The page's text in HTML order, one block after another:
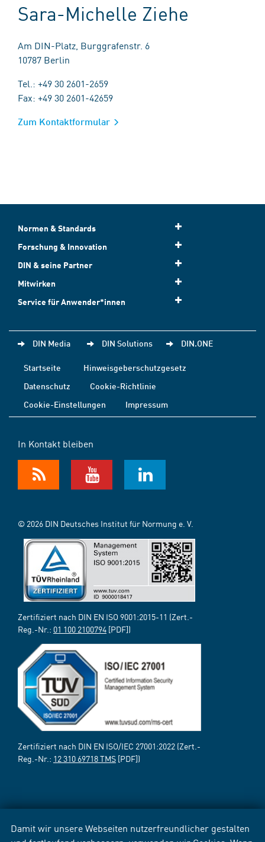
Damit wir unsere Webseiten nutzerfreundlicher gestalten
Sara-Michelle Ziehe
Am DIN-Platz, Burggrafenstr. 6
10787 Berlin
Tel.: +49 30 2601-2659
Fax: +49 30 2601-42659
Zum Kontaktformular
Normen & Standards
Forschung & Innovation
DIN & seine Partner
Mitwirken
Service für Anwender*innen
DIN Media DIN Solutions DIN.ONE
Startseite
Hinweisgeberschutzgesetz
Datenschutz
Cookie-Richtlinie
Cookie-Einstellungen
Impressum
In Kontakt bleiben
© 2026 DIN Deutsches Institut für Normung e. V.
Zertifiziert nach DIN EN ISO 9001:2015-11 (Zert.-
Reg.-Nr.: 01 100 2100794 [PDF])
Zertifiziert nach DIN EN ISO/IEC 27001:2022 (Zert.-
Reg.-Nr.: 12 310 69718 TMS [PDF])